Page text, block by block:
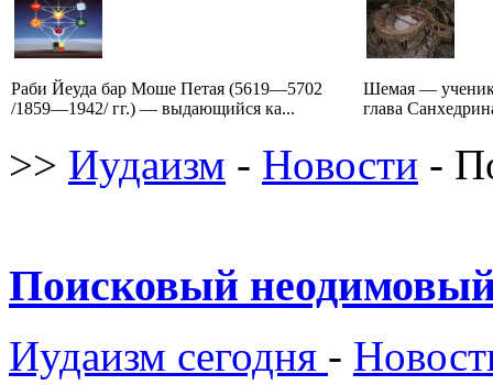
Раби Йеуда бар Моше Петая (5619—5702
/1859—1942/ гг.) — выдающийся ка...
Шемая —
глава
>> Иудаизм - Новости -
Поисковый
Иудаизм сегодня -